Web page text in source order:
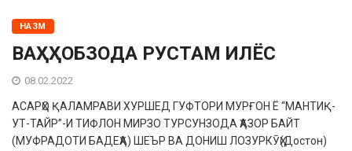
НАЗМ
ВАҲҲОБЗОДА РУСТАМ ИЛЁС
08.02.2022
АСАРҲО ҚАЛАМРАВИ ХУРШЕД ГУФТОРИ МУРҒОН Ё “МАНТИҚ-
УТ-ТАЙР”-И ТИФЛОН МИРЗО ТУРСУНЗОДА ҲАЗОР БАЙТ
(МУФРАДОТИ БАДЕҲА) ШЕЪР ВА ДОНИШ ЛОЗУРКӮҲ(Достон)